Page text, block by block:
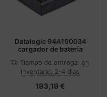
Datalogic 94A150034
cargador de batería
Tiempo de entrega: en
inventario, 2-4 dias
193,19 €